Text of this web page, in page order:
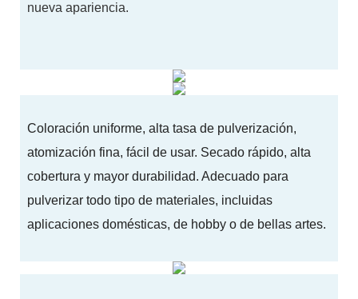
Coloración uniforme, alta tasa de pulverización,
atomización fina, fácil de usar. Secado rápido, alta
cobertura y mayor durabilidad. Adecuado para
pulverizar todo tipo de materiales, incluidas
aplicaciones domésticas, de hobby o de bellas artes.
nueva apariencia.